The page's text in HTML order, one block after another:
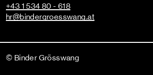
+43 1 534 80 - 618
hr@bindergroesswang.at
© Binder Grösswang